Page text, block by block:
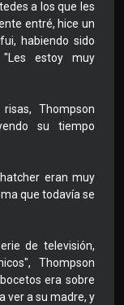
a los que les
entré, hice un
habiendo sido
"Les estoy muy
Thompson
su tiempo
eran muy
que todavía se
de televisión,
Thompson
era sobre
ver a su madre, y